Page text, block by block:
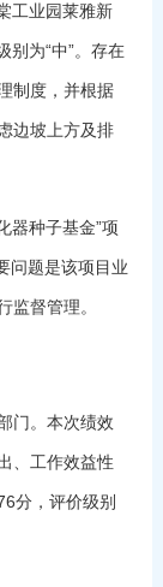
工业园莱雅新
别为“中”。存在
制度，并根据
边坡上方及排
种子基金”项
问题是该项目业
监督管理。
门。本次绩效
、工作效益性
分，评价级别